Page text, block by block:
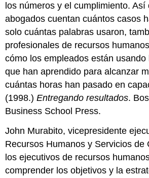
los números y el cumplimiento. Así
abogados cuentan cuántos casos
solo cuántas palabras usaron,
profesionales de recursos
cómo los empleados están
que han aprendido para alcanzar
cuántas horas han pasado en
(1998.)Entregando resultados.
Business School Press.
John Murabito, vicepresidente
Recursos Humanos y Servicios de
los ejecutivos de recursos
comprender los objetivos y la